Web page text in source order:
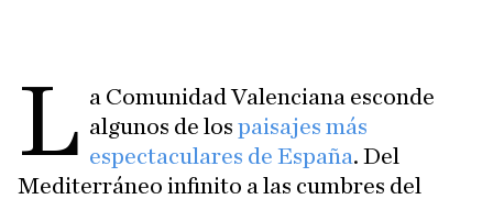
L a Comunidad Valenciana esconde
algunos de lospaisajes más
espectaculares de España. Del
Mediterráneo infinito a las cumbres del